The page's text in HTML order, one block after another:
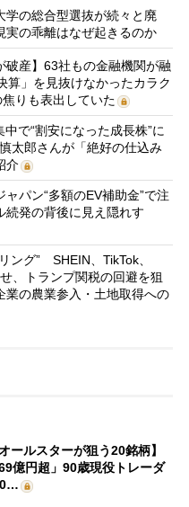
学の総合型選抜が続々と廃
の乖離はなぜ起きるのか
破産】63社もの金融機関が融
算」を見抜けなかったカラク
りも表出していた
で“割安になった成長株”に
太郎さんが「絶好の仕込み
介
ャパン“多額のEV補助金”で注
発の背後に見え隠れす
ング” SHEIN、TikTok、
、トランプ関税の回避を狙
の農業参入・土地取得への
ールスターが狙う20銘柄】
69億円超」90歳現役トレーダ